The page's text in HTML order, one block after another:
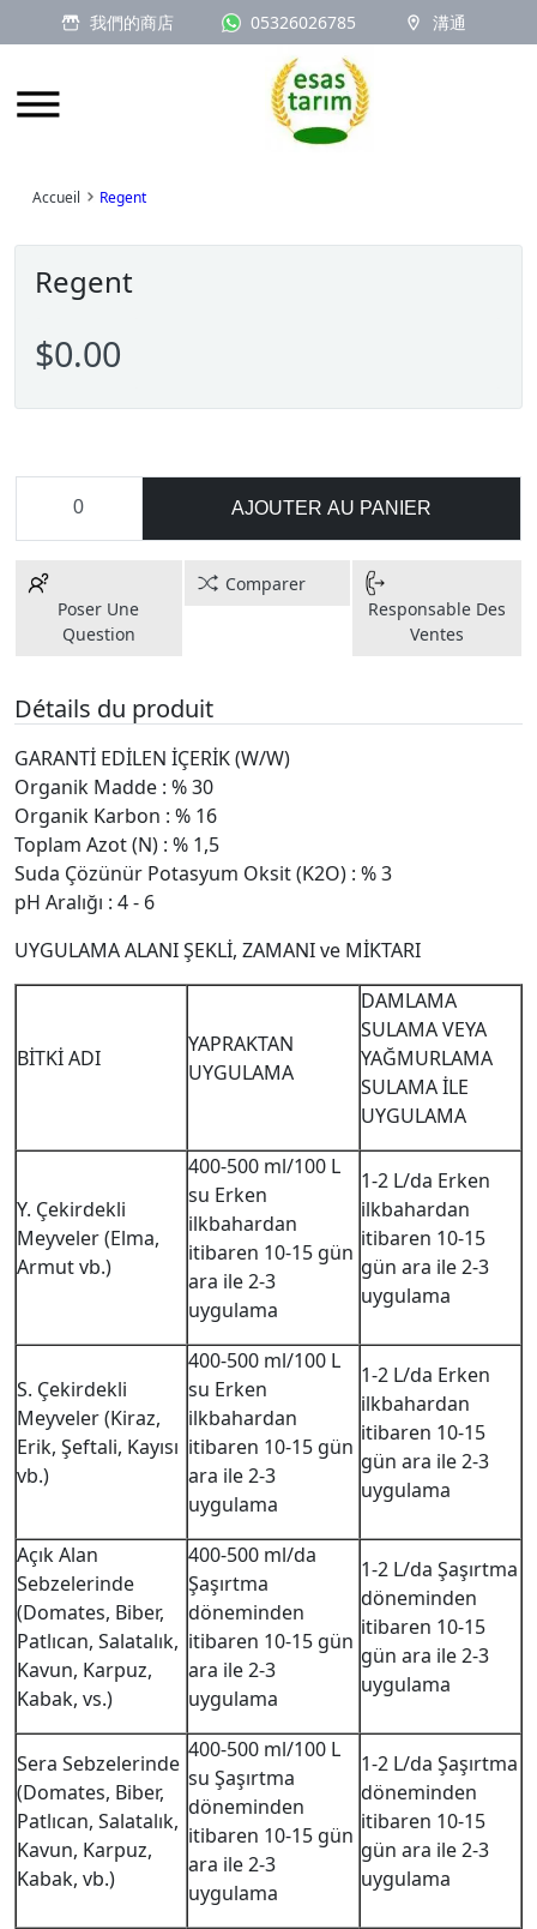
我們的商店 05326026785 溝通
Logo
Accueil Regent
Regent
$0.00
AJOUTER AU PANIER
Poser Une
Question
Comparer
Responsable Des
Ventes
Détails du produit
GARANTİ EDİLEN İÇERİK (W/W)
Organik Madde : % 30
Organik Karbon : % 16
Toplam Azot (N) : % 1,5
Suda Çözünür Potasyum Oksit (K2O) : % 3
pH Aralığı : 4 - 6
UYGULAMA ALANI ŞEKLİ, ZAMANI ve MİKTARI
BİTKİ ADI
YAPRAKTAN
UYGULAMA
DAMLAMA
SULAMA VEYA
YAĞMURLAMA
SULAMA İLE
UYGULAMA
Y. Çekirdekli
Meyveler (Elma,
Armut vb.)
400-500 ml/100 L
su Erken
ilkbahardan
itibaren 10-15 gün
ara ile 2-3
uygulama
1-2 L/da Erken
ilkbahardan
itibaren 10-15
gün ara ile 2-3
uygulama
S. Çekirdekli
Meyveler (Kiraz,
Erik, Şeftali, Kayısı
vb.)
400-500 ml/100 L
su Erken
ilkbahardan
itibaren 10-15 gün
ara ile 2-3
uygulama
1-2 L/da Erken
ilkbahardan
itibaren 10-15
gün ara ile 2-3
uygulama
Açık Alan
Sebzelerinde
(Domates, Biber,
Patlıcan, Salatalık,
Kavun, Karpuz,
Kabak, vs.)
400-500 ml/da
Şaşırtma
döneminden
itibaren 10-15 gün
ara ile 2-3
uygulama
1-2 L/da Şaşırtma
döneminden
itibaren 10-15
gün ara ile 2-3
uygulama
Sera Sebzelerinde
(Domates, Biber,
Patlıcan, Salatalık,
Kavun, Karpuz,
Kabak, vb.)
400-500 ml/100 L
su Şaşırtma
döneminden
itibaren 10-15 gün
ara ile 2-3
uygulama
1-2 L/da Şaşırtma
döneminden
itibaren 10-15
gün ara ile 2-3
uygulama